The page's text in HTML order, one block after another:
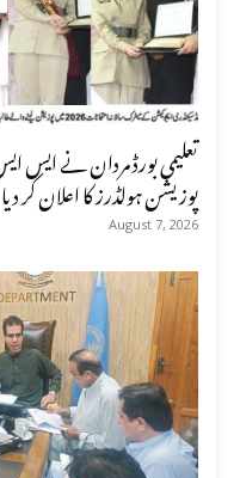
پوزیشن ہولڈرز کا اعلان کر دیا
August 7, 2026